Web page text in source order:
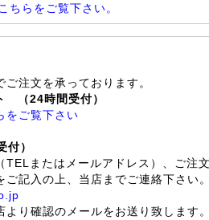
ちらをご覧下さい。
注文を承っております。
（24時間受付）
をご覧下さい
）
またはメールアドレス）、ご注
記入の上、当店までご連絡下さい。
り確認のメールをお送り致します。